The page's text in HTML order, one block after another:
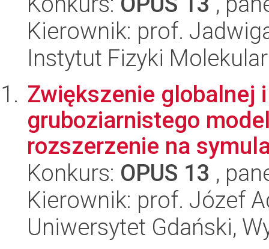
Kierownik: prof.
Instytut Fizyki
Zwiększenie globalnej
gruboziarnistego
rozszerzenie na
Konkurs: OPUS 13 ,
Kierownik: prof. Józef
Uniwersytet Gdański,